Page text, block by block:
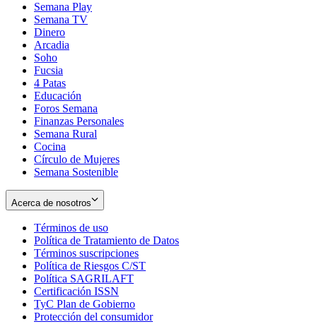
Semana Play
Semana TV
Dinero
Arcadia
Soho
in
new
window
Fucsia
in
new
window
4 Patas
Educación
Foros Semana
Finanzas Personales
Semana Rural
Cocina
Círculo de Mujeres
Semana Sostenible
Acerca de nosotros
Términos de uso
in
new
window
Política de Tratamiento de Datos
Términos suscripciones
in
Política de Riesgos C/ST
Política SAGRILAFT
new
window
Certificación ISSN
in
new
TyC Plan de Gobierno
in
Protección del consumidorOpens